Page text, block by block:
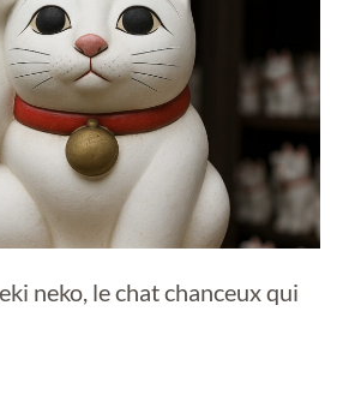
neko, le chat chanceux qui